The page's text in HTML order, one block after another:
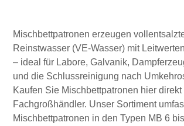
Mischbettpatronen erzeugen
Reinstwasser (VE-Wasser) mit
– ideal für Labore, Galvanik,
und die Schlussreinigung nach
Kaufen Sie Mischbettpatronen hier direkt
Fachgroßhändler. Unser Sortiment
Mischbettpatronen in den Typen MB 6